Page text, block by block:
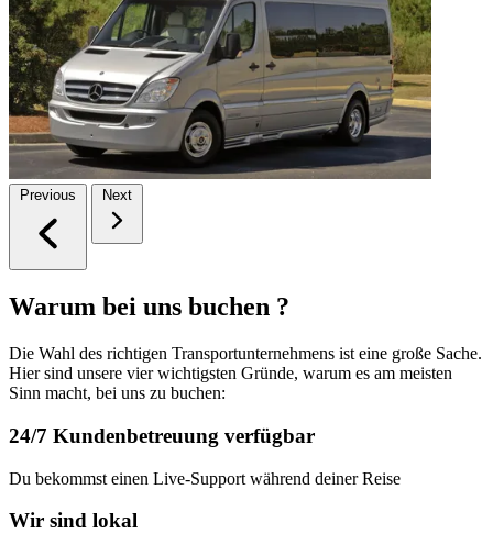
Previous Next
Warum bei uns buchen ?
Die Wahl des richtigen Transportunternehmens ist eine große Sache.
Hier sind unsere vier wichtigsten Gründe, warum es am meisten
Sinn macht, bei uns zu buchen:
24/7 Kundenbetreuung verfügbar
Du bekommst einen Live-Support während deiner Reise
Wir sind lokal